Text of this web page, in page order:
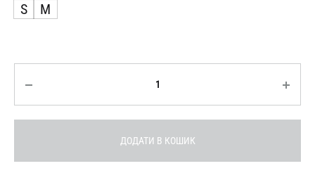
S
M
ДОДАТИ В КОШИК